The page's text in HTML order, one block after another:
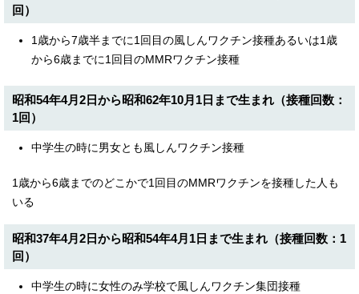
回）
1歳から7歳半までに1回目の風しんワクチン接種あるいは1歳
から6歳までに1回目のMMRワクチン接種
昭和54年4月2日から昭和62年10月1日まで生まれ（接種回数：
1回）
中学生の時に男女とも風しんワクチン接種
1歳から6歳までのどこかで1回目のMMRワクチンを接種した人も
いる
昭和37年4月2日から昭和54年4月1日まで生まれ（接種回数：1
回）
中学生の時に女性のみ学校で風しんワクチン集団接種